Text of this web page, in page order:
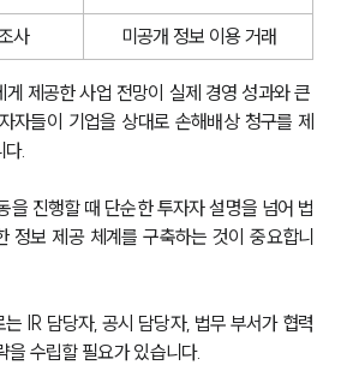
법률지식인
고객후기
업무분야
전체
M&A전문변호사
사
미공개 정보 이용 거래
제공한 사업 전망이 실제 경영 성과와 큰
자들이 기업을 상대로 손해배상 청구를 제
.
을 진행할 때 단순한 투자자 설명을 넘어 법
정보 제공 체계를 구축하는 것이 중요합니
IR 담당자, 공시 담당자, 법무 부서가 협력
을 수립할 필요가 있습니다.